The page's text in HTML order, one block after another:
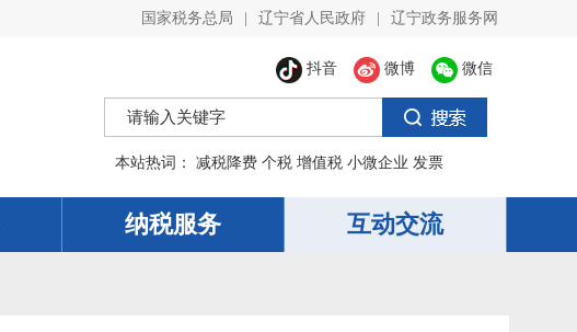
国家税务总局 辽宁省人民政府 辽宁政务服务网
抖音 微博 微信
本站热词： 减税降费 个税 增值税 小微企业 发票
纳税服务 互动交流